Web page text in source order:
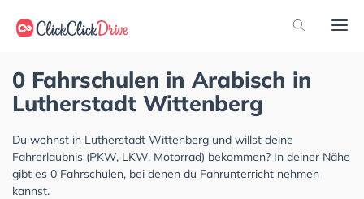
0 Fahrschulen in Arabisch in
Lutherstadt Wittenberg
Du wohnst in Lutherstadt Wittenberg und willst deine
Fahrerlaubnis (PKW, LKW, Motorrad) bekommen? In deiner Nähe
gibt es 0 Fahrschulen, bei denen du Fahrunterricht nehmen
kannst.